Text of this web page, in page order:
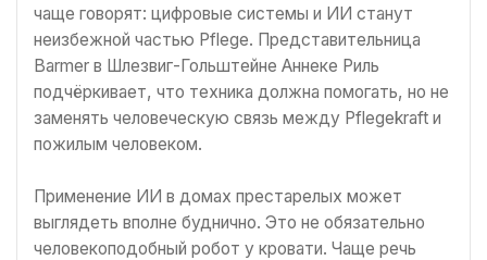
чаще говорят: цифровые системы и ИИ станут
неизбежной частью Pflege. Представительница
Barmer в Шлезвиг-Гольштейне Аннеке Риль
подчёркивает, что техника должна помогать, но не
заменять человеческую связь между Pflegekraft и
пожилым человеком.
Применение ИИ в домах престарелых может
выглядеть вполне буднично. Это не обязательно
человекоподобный робот у кровати. Чаще речь